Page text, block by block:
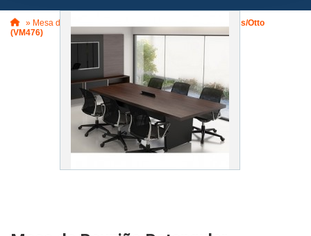
» Mesa de Reunião
Mesa de Reunião Retangular Boss/Otto
(VM476)